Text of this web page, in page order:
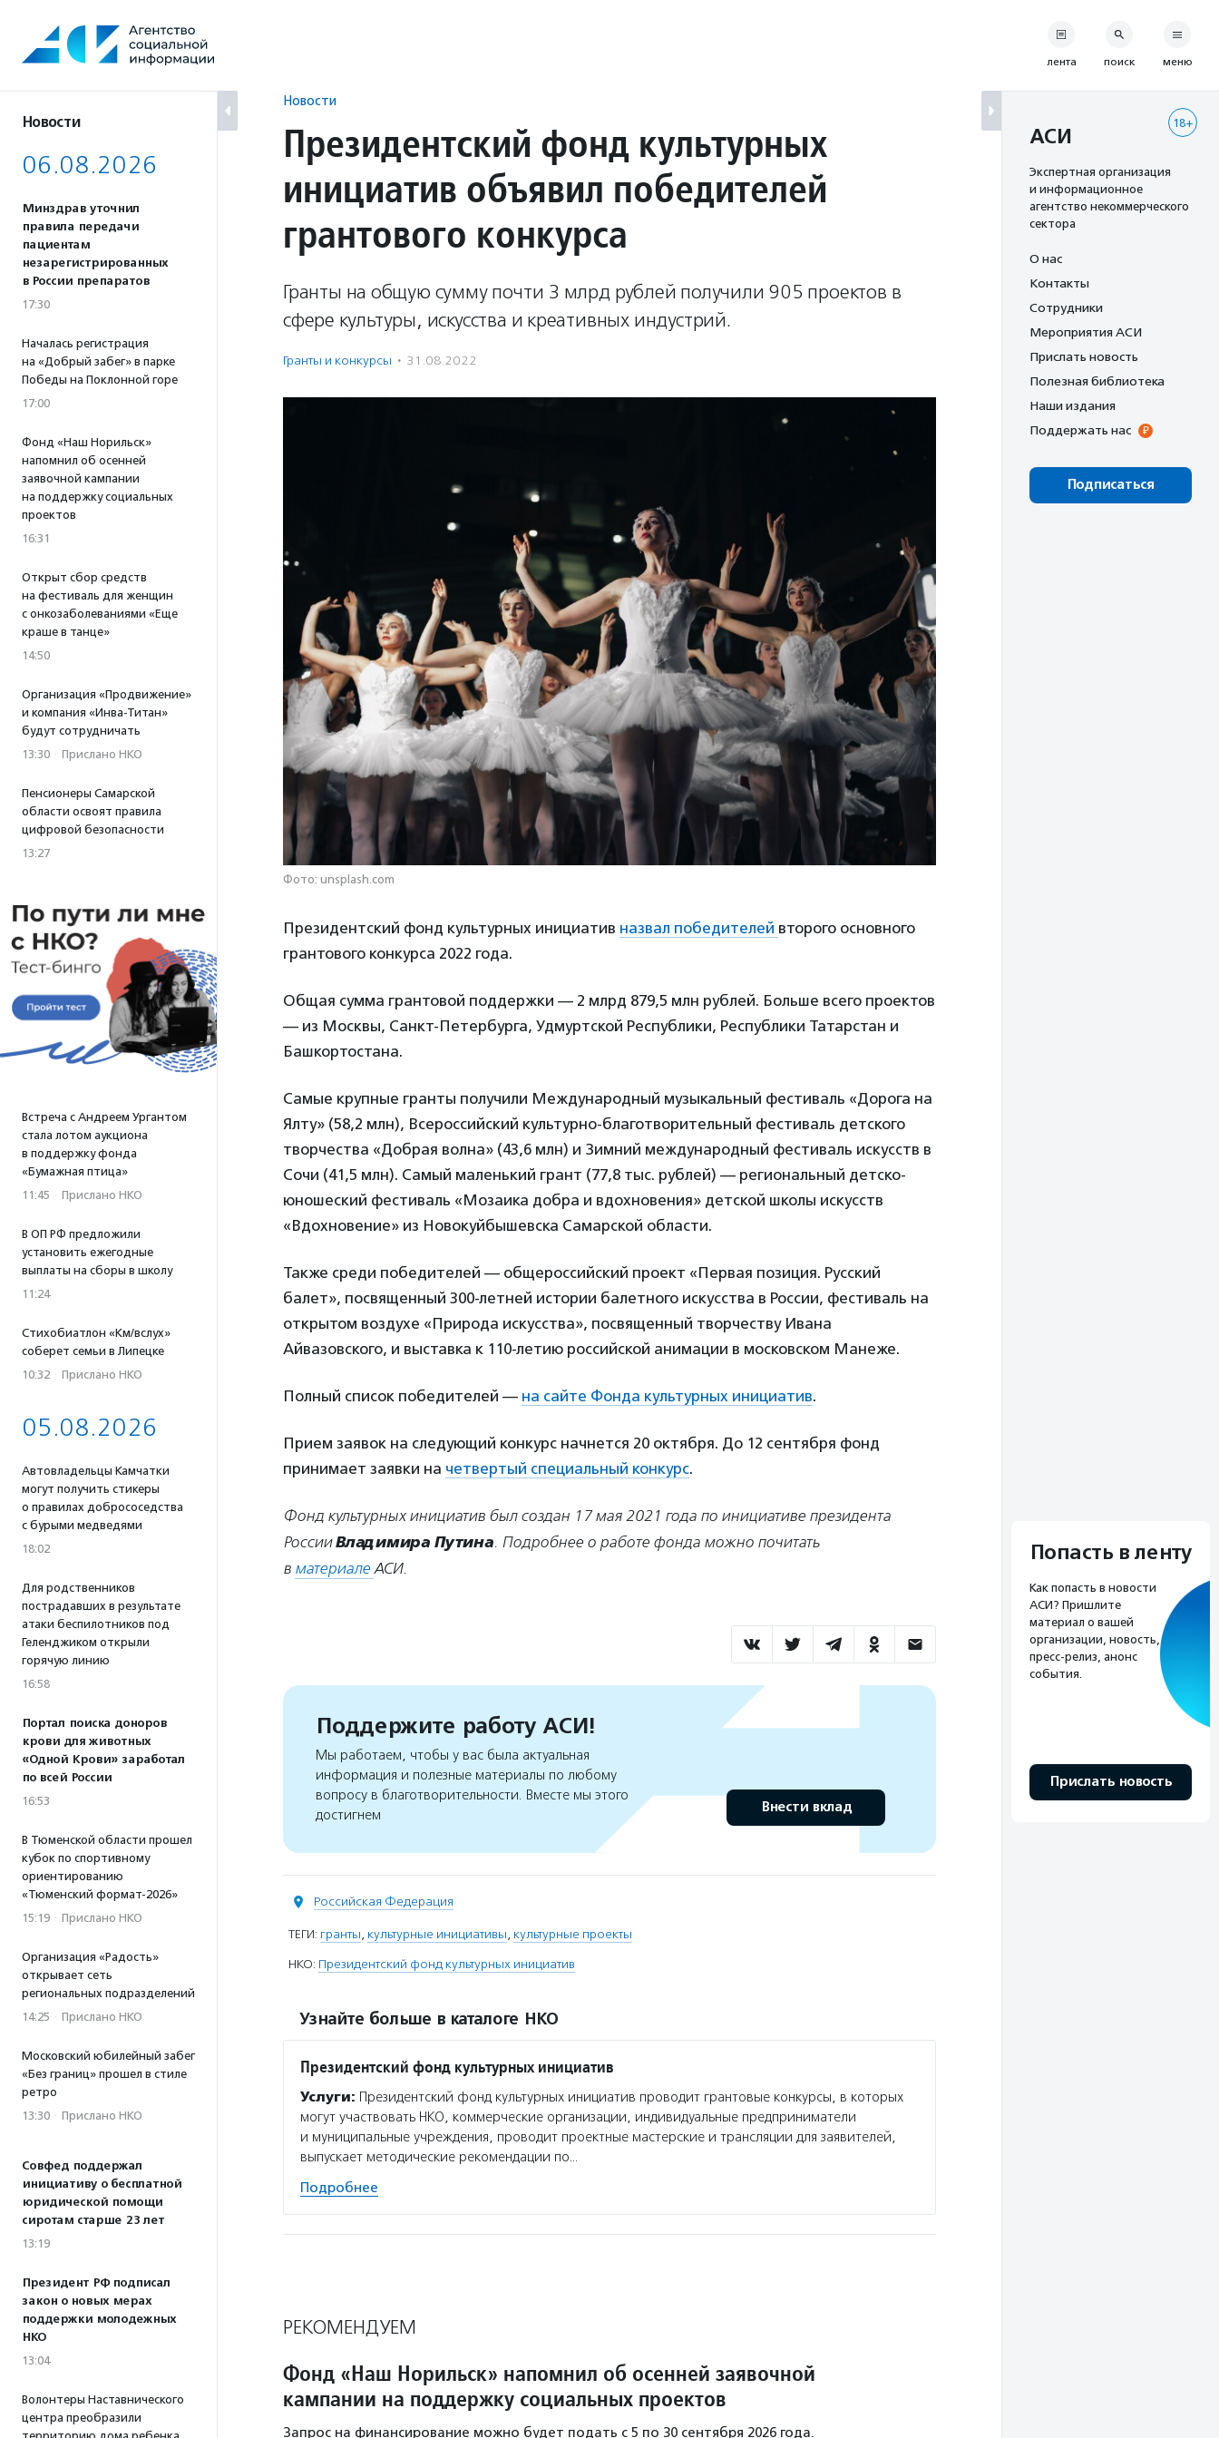
содержанию
Новости
06.08.2026
Минздрав уточнил
правила передачи
пациентам
незарегистрированных
в России препаратов
17:30
Началась регистрация
на «Добрый забег» в парке
Победы на Поклонной горе
17:00
Фонд «Наш Норильск»
напомнил об осенней
заявочной кампании
на поддержку социальных
проектов
16:31
Открыт сбор средств
на фестиваль для женщин
с онкозаболеваниями «Еще
краше в танце»
14:50
Организация «Продвижение»
и компания «Инва-Титан»
будут сотрудничать
13:30 · Прислано НКО
Пенсионеры Самарской
области освоят правила
цифровой безопасности
13:27
Встреча с Андреем Ургантом
стала лотом аукциона
в поддержку фонда
«Бумажная птица»
11:45 · Прислано НКО
В ОП РФ предложили
установить ежегодные
выплаты на сборы в школу
11:24
Стихобиатлон «Км/вслух»
соберет семьи в Липецке
10:32 · Прислано НКО
05.08.2026
Автовладельцы Камчатки
могут получить стикеры
о правилах добрососедства
с бурыми медведями
18:02
Для родственников
пострадавших в результате
атаки беспилотников под
Геленджиком открыли
горячую линию
16:58
Портал поиска доноров
крови для животных
«Одной Крови» заработал
по всей России
16:53
В Тюменской области прошел
кубок по спортивному
ориентированию
«Тюменский формат-2026»
15:19 · Прислано НКО
Организация «Радость»
открывает сеть
региональных подразделений
14:25 · Прислано НКО
Московский юбилейный забег
«Без границ» прошел в стиле
ретро
13:30 · Прислано НКО
Совфед поддержал
инициативу о бесплатной
юридической помощи
сиротам старше 23 лет
13:19
Президент РФ подписал
закон о новых мерах
поддержки молодежных
НКО
13:04
Волонтеры Наставнического
центра преобразили
Новости
Президентский фонд культурных
инициатив объявил победителей
грантового конкурса
Гранты на общую сумму почти 3 млрд рублей получили 905 проектов в
сфере культуры, искусства и креативных индустрий.
Гранты и конкурсы · 31.08.2022
Фото: unsplash.com
Президентский фонд культурных инициатив назвал победителей второго основного
грантового конкурса 2022 года.
Общая сумма грантовой поддержки — 2 млрд 879,5 млн рублей. Больше всего проектов
— из Москвы, Санкт-Петербурга, Удмуртской Республики, Республики Татарстан и
Башкортостана.
Самые крупные гранты получили Международный музыкальный фестиваль «Дорога на
Ялту» (58,2 млн), Всероссийский культурно-благотворительный фестиваль детского
творчества «Добрая волна» (43,6 млн) и Зимний международный фестиваль искусств в
Сочи (41,5 млн). Самый маленький грант (77,8 тыс. рублей) — региональный детско-
юношеский фестиваль «Мозаика добра и вдохновения» детской школы искусств
«Вдохновение» из Новокуйбышевска Самарской области.
Также среди победителей — общероссийский проект «Первая позиция. Русский
балет», посвященный 300-летней истории балетного искусства в России, фестиваль на
открытом воздухе «Природа искусства», посвященный творчеству Ивана
Айвазовского, и выставка к 110-летию российской анимации в московском Манеже.
Полный список победителей — на сайте Фонда культурных инициатив.
Прием заявок на следующий конкурс начнется 20 октября. До 12 сентября фонд
принимает заявки на четвертый специальный конкурс.
Фонд культурных инициатив был создан 17 мая 2021 года по инициативе президента
РоссииВладимира Путина. Подробнее о работе фонда можно почитать
в материалеАСИ.
Поддержите работу АСИ!
Мы работаем, чтобы у вас была актуальная
информация и полезные материалы по любому
вопросу в благотворительности. Вместе мы этого
достигнем
Внести вклад
Российская Федерация
ТЕГИ: гранты, культурные инициативы, культурные проекты
НКО: Президентский фонд культурных инициатив
Узнайте больше в каталоге НКО
Президентский фонд культурных инициатив
Услуги: Президентский фонд культурных инициатив проводит грантовые конкурсы, в которых
могут участвовать НКО, коммерческие организации, индивидуальные предприниматели
и муниципальные учреждения, проводит проектные мастерские и трансляции для заявителей,
выпускает методические рекомендации по…
Подробнее
РЕКОМЕНДУЕМ
Фонд «Наш Норильск» напомнил об осенней заявочной
кампании на поддержку социальных проектов
Запрос на финансирование можно будет подать с 5 по 30 сентября 2026 года.
лента поиск меню
18+
АСИ
Экспертная организация
и информационное
агентство некоммерческого
сектора
О нас
Контакты
Сотрудники
Мероприятия АСИ
Прислать новость
Полезная библиотека
Наши издания
Поддержать нас
Подписаться
Попасть в ленту
Как попасть в новости
АСИ? Пришлите
материал о вашей
организации, новость,
пресс-релиз, анонс
события.
Прислать новость